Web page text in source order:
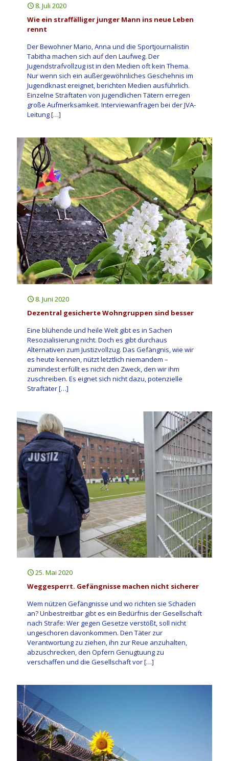
8. Juli 2020
Wie ein straffälliger junger Mann ins neue Leben
rennt
Der Bewohner Mario, Anna und die Sportjournalistin
Tabitha machen sich auf den Laufweg. Der
Jugendstrafvollzug ist in den Medien oft kein Thema.
Nur wenn sich ein außergewöhnliches Geschehnis im
Jugendknast ereignet, berichten Medien ausführlich.
Einzelne Straftaten von jugendlichen Tätern erregen
große Aufmerksamkeit. Interviewanfragen bei der JVA-
Leitung[…]
8. Juni 2020
Dezentral gesicherte Wohngruppen sind besser
Eine blühende und heile Welt gibt es in Sachen
Resozialisierung nicht. Doch es gibt durchaus
Alternativen zum Justizvollzug. Das Gefängnis, wie wir
es heute kennen, nützt letztlich niemandem –
zumindest erfüllt es nicht den Zweck, den wir ihm
zuschreiben. Es eignet sich nicht dazu, potenzielle
Straftäter[…]
25. Mai 2020
Weggesperrt. Gefängnisse machen nicht sicherer
Wem nützen Gefängnisse und wo richten sie Schaden
an? Unbestreitbar gibt es ein Bedürfnis der Gesellschaft
nach Strafe: Wer gegen Gesetze verstößt, soll nicht
ungeschoren davonkommen. Den Täter zur
Verantwortung zu ziehen, ihn zur Reue anzuhalten,
abzuschrecken, den Opfern Genugtuung zu
verschaffen und die Gesellschaft vor[…]